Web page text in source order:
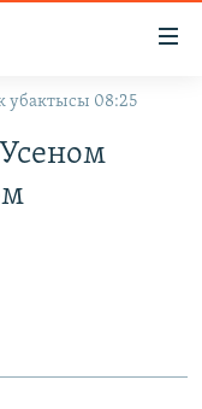
убактысы 08:25